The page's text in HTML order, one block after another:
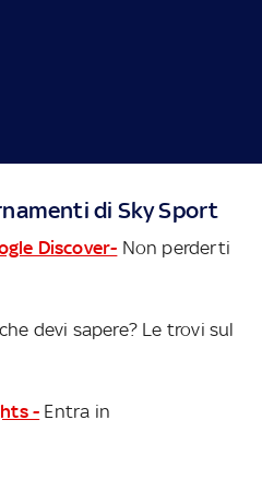
di Sky Sport
Discover- Non perderti
devi sapere? Le trovi sul
- Entra in